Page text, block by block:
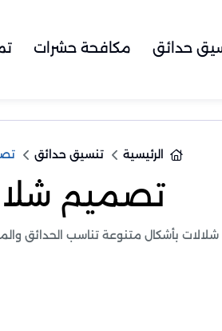
حدائق مكافحة حشرات
الرئيسية تنسيق حدائق
تصميم
بأشكال متنوعة تناسب الحدائق